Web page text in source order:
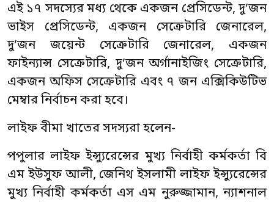
এই ১৭ সদস্যের মধ্য থেকে একজন প্রেসিডেন্ট, দু’জন
ভাইস প্রেসিডেন্ট, একজন সেক্রেটারি জেনারেল,
দু’জন জয়েন্ট সেক্রেটারি জেনারেল, একজন
ফাইন্যান্স সেক্রেটারি, দু’জন অর্গানাইজিং সেক্রেটারি,
একজন অফিস সেক্রেটারি এবং ৭ জন এক্সিকিউটিভ
মেম্বার নির্বাচন করা হবে।
লাইফ বীমা খাতের সদস্যরা হলেন-
পপুলার লাইফ ইন্স্যুরেন্সের মুখ্য নির্বাহী কর্মকর্তা বি
এম ইউসুফ আলী, জেনিথ ইসলামী লাইফ ইন্স্যুরেন্সের
মুখ্য নির্বাহী কর্মকর্তা এস এম নুরুজ্জামান, ন্যাশনাল